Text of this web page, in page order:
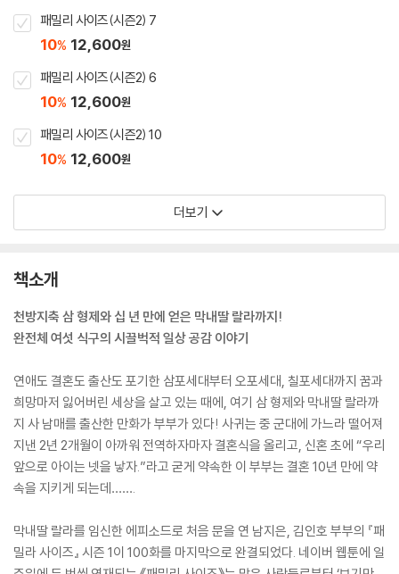
패밀리 사이즈(시즌2) 7
10% 12,600원
패밀리 사이즈(시즌2) 6
10% 12,600원
패밀리 사이즈(시즌2) 10
10% 12,600원
더보기
책소개
천방지축 삼 형제와 십 년 만에 얻은 막내딸 랄라까지!
완전체 여섯 식구의 시끌벅적 일상 공감 이야기
연애도 결혼도 출산도 포기한 삼포세대부터 오포세대, 칠포세대까지 꿈과
희망마저 잃어버린 세상을 살고 있는 때에, 여기 삼 형제와 막내딸 랄라까
지 사 남매를 출산한 만화가 부부가 있다! 사귀는 중 군대에 가느라 떨어져
지낸 2년 2개월이 아까워 전역하자마자 결혼식을 올리고, 신혼 초에 “우리
앞으로 아이는 넷을 낳자.”라고 굳게 약속한 이 부부는 결혼 10년 만에 약
속을 지키게 되는데…….
막내딸 랄라를 임신한 에피소드로 처음 문을 연 남지은, 김인호 부부의 『패
밀라 사이즈』 시즌 1이 100화를 마지막으로 완결되었다. 네이버 웹툰에 일